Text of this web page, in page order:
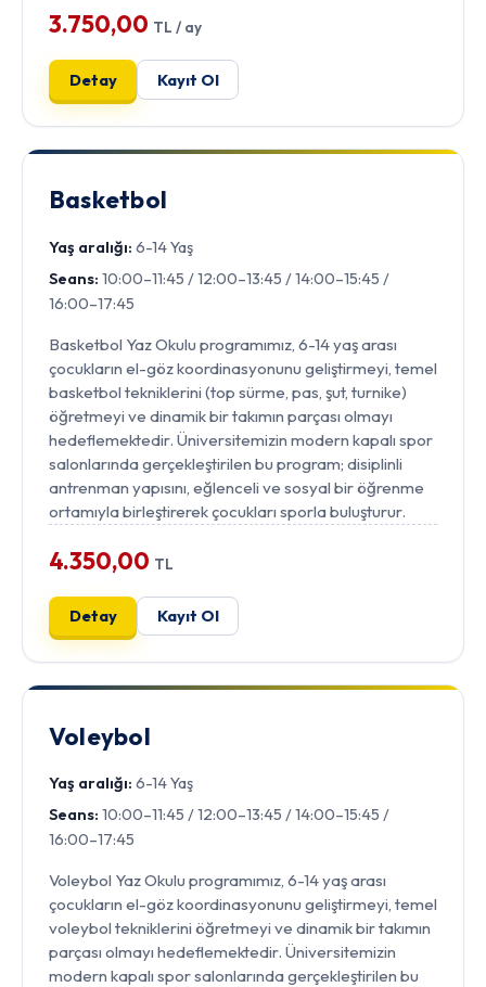
3.750,00 TL / ay
Detay Kayıt Ol
Basketbol
Yaş aralığı: 6-14 Yaş
Seans: 10:00–11:45 / 12:00–13:45 / 14:00–15:45 /
16:00–17:45
Basketbol Yaz Okulu programımız, 6-14 yaş arası
çocukların el-göz koordinasyonunu geliştirmeyi, temel
basketbol tekniklerini (top sürme, pas, şut, turnike)
öğretmeyi ve dinamik bir takımın parçası olmayı
hedeflemektedir. Üniversitemizin modern kapalı spor
salonlarında gerçekleştirilen bu program; disiplinli
antrenman yapısını, eğlenceli ve sosyal bir öğrenme
ortamıyla birleştirerek çocukları sporla buluşturur.
4.350,00 TL
Detay Kayıt Ol
Voleybol
Yaş aralığı: 6-14 Yaş
Seans: 10:00–11:45 / 12:00–13:45 / 14:00–15:45 /
16:00–17:45
Voleybol Yaz Okulu programımız, 6-14 yaş arası
çocukların el-göz koordinasyonunu geliştirmeyi, temel
voleybol tekniklerini öğretmeyi ve dinamik bir takımın
parçası olmayı hedeflemektedir. Üniversitemizin
modern kapalı spor salonlarında gerçekleştirilen bu